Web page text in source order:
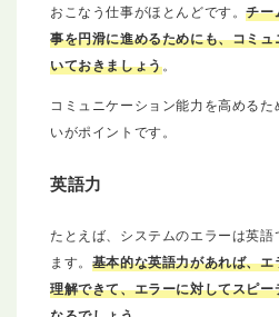
おこなう仕事がほとんどです。チー
事を円滑に進めるためにも、コミ
いておきましょう。
コミュニケーション能力を高める
いがポイントです。
英語力
たとえば、システムのエラーは英語
ます。 基本的な英語力があれば、
理解できて、エラーに対してスピ